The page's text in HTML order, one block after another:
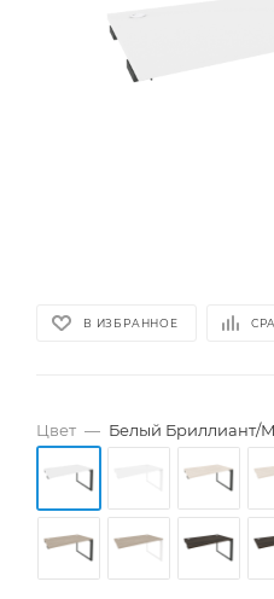
В ИЗБРАННОЕ
Цвет — Белый Бриллиант/